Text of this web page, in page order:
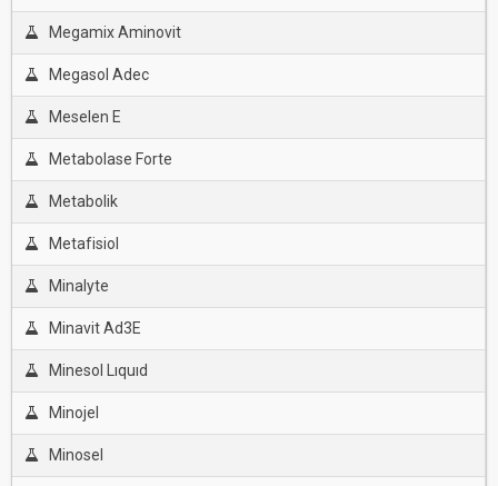
Megamix Aminovit
Megasol Adec
Meselen E
Metabolase Forte
Metabolik
Metafisiol
Minalyte
Minavit Ad3E
Minesol Lıquıd
Minojel
Minosel